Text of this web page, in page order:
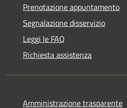
Prenotazione appuntamento
Segnalazione disservizio
Leggi le FAQ
Richiesta assistenza
Amministrazione trasparente